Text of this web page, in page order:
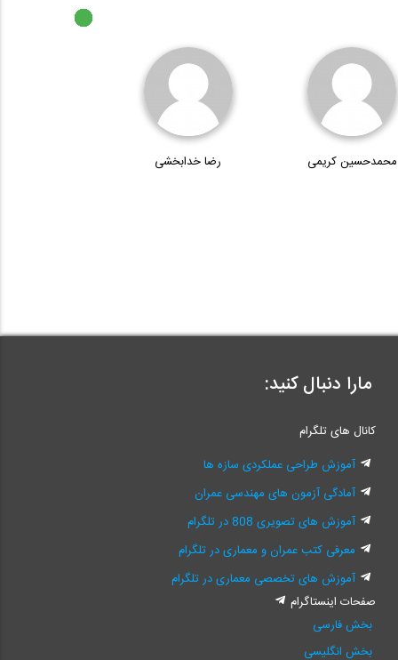
محمدحسین کریمی رضا خدابخشی
مارا دنبال کنید:
کانال های تلگرام
آموزش طراحی عملکردی سازه ها
آمادگی آزمون های مهندسی عمران
آموزش های تصویری 808 در تلگرام
معرفی کتب عمران و معماری در تلگرام
آموزش های تخصصی معماری در تلگرام
صفحات اینستاگرام
بخش فارسی
بخش انگلیسی